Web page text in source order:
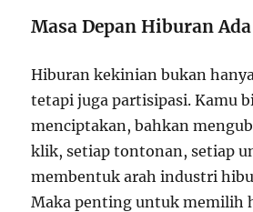
Masa Depan Hiburan
Hiburan kekinian bukan
tetapi juga partisipasi. Kamu
menciptakan, bahkan
klik, setiap tontonan, setiap
membentuk arah industri
Maka penting untuk memilih